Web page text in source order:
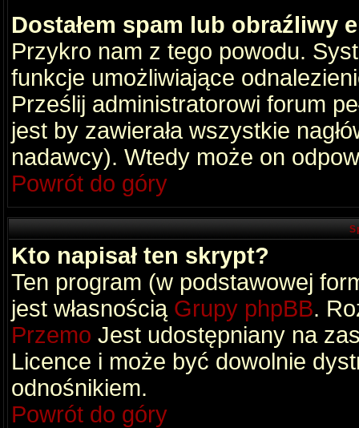
Dostałem spam lub obraźliwy
Przykro nam z tego powodu.
funkcje umożliwiające
Prześlij administratorowi forum
jest by zawierała wszystkie
nadawcy). Wtedy może on
Powrót do góry
Kto napisał ten skrypt?
Ten program (w podstawowej
jest własnością Grupy phpBB.
Przemo Jest udostępniany na
Licence i może być dowolnie
odnośnikiem.
Powrót do góry